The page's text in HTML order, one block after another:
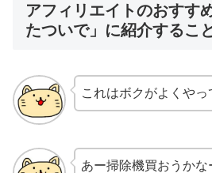
アフィリエイトのおすす
たついで」に紹介するこ
これはボクがよくやっ
あー掃除機買おうか